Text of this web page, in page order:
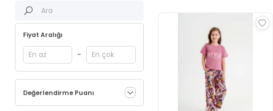
Fiyat Aralığı
-
Değerlendirme Puanı